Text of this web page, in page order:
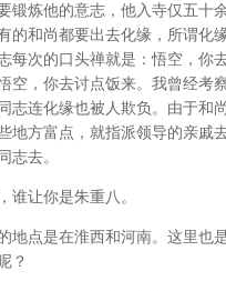
炼他的意志，他入寺仅五十
的和尚都要出去化缘，所谓化
每次的口头禅就是：悟空，你
空，你去讨点饭来。我曾经考
志连化缘也被人欺负。由于和
地方富点，就指派领导的亲戚
志去。
让你是朱重八。
点是在淮西和河南。这里也
？